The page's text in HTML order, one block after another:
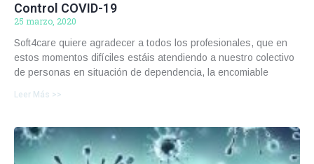
Control COVID-19
25 marzo, 2020
Soft4care quiere agradecer a todos los profesionales, que en
estos momentos difíciles estáis atendiendo a nuestro colectivo
de personas en situación de dependencia, la encomiable
Leer Más >>